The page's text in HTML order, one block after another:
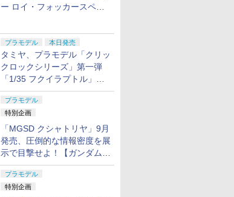
ー ロイ・フォッカースペシ
プラモデル 本日発売
タミヤ、プラモデル「クリッ
クロックシリーズ」第一弾
「1/35 フクイラプトル」本
日発売！
プラモデル
特別企画
「MGSD クシャトリヤ」9月
発売、圧倒的な情報密度を展
示で目撃せよ！【ガンダムベ
ース撮り下ろし】
プラモデル
特別企画